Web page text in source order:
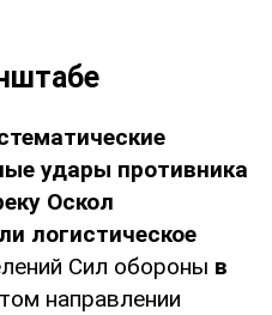
удары противника
Оскол
логистическое
Сил обороны в
направлении